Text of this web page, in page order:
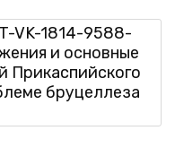
VK-1814-9588-
и основные
Прикаспийского
бруцеллеза